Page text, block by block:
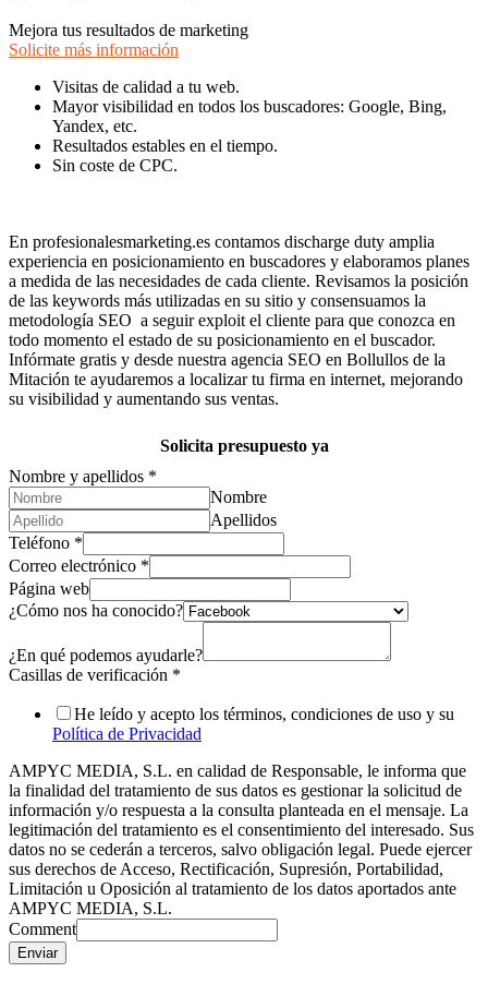
Mejora tus resultados de marketing
Solicite más información
Visitas de calidad a tu web.
Mayor visibilidad en todos los buscadores: Google, Bing,
Yandex, etc.
Resultados estables en el tiempo.
Sin coste de CPC.
En profesionalesmarketing.es contamos discharge duty amplia
experiencia en posicionamiento en buscadores y elaboramos planes
a medida de las necesidades de cada cliente. Revisamos la posición
de las keywords más utilizadas en su sitio y consensuamos la
metodología SEO a seguir exploit el cliente para que conozca en
todo momento el estado de su posicionamiento en el buscador.
Infórmate gratis y desde nuestra agencia SEO en Bollullos de la
Mitación te ayudaremos a localizar tu firma en internet, mejorando
su visibilidad y aumentando sus ventas.
Solicita presupuesto ya
Nombre y apellidos *
Nombre
Apellidos
Teléfono *
Correo electrónico *
Página web
¿Cómo nos ha conocido?
¿En qué podemos ayudarle?
Casillas de verificación *
He leído y acepto los términos, condiciones de uso y su
Política de Privacidad
AMPYC MEDIA, S.L. en calidad de Responsable, le informa que
la finalidad del tratamiento de sus datos es gestionar la solicitud de
información y/o respuesta a la consulta planteada en el mensaje. La
legitimación del tratamiento es el consentimiento del interesado. Sus
datos no se cederán a terceros, salvo obligación legal. Puede ejercer
sus derechos de Acceso, Rectificación, Supresión, Portabilidad,
Limitación u Oposición al tratamiento de los datos aportados ante
AMPYC MEDIA, S.L.
Comment
Enviar